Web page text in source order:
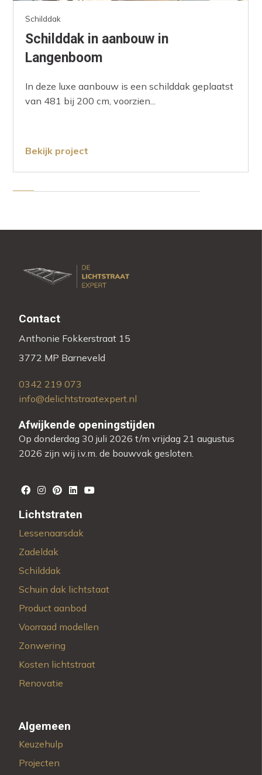
Schilddak
Schilddak in aanbouw in
Langenboom
In deze luxe aanbouw is een schilddak geplaatst
van 481 bij 200 cm, voorzien...
Bekijk project
Contact
Anthonie Fokkerstraat 15
3772 MP Barneveld
0342 219 073
info@delichtstraatexpert.nl
Afwijkende openingstijden
Op donderdag 30 juli 2026 t/m vrijdag 21 augustus
2026 zijn wij i.v.m. de bouwvak gesloten.
Lichtstraten
Lessenaarsdak
Zadeldak
Schilddak
Schuin dak lichtstaat
Product aanbod
Voorraad modellen
Zonwering
Kosten lichtstraat
Renovatie
Algemeen
Keuzehulp
Projecten